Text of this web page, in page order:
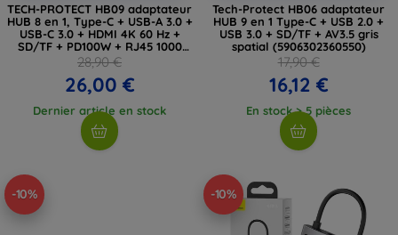
TECH-PROTECT HB09 adaptateur
HUB 8 en 1, Type-C + USB-A 3.0 +
USB-C 3.0 + HDMI 4K 60 Hz +
SD/TF + PD100W + RJ45 1000
Mb/s, gris sidéral
(5906302340033)
28,90 €
26,00 €
Dernier article en stock
Tech-Protect HB06 adaptateur
HUB 9 en 1 Type-C + USB 2.0 +
USB 3.0 + SD/TF + AV3.5 gris
spatial (5906302360550)
17,90 €
16,12 €
En stock > 5 pièces
-10% -10%